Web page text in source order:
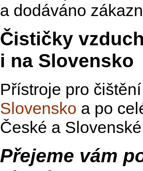
a dodáváno
Čističky
i na Slovensko
Přístroje pro
Slovensko a po
České a
Přejeme vám